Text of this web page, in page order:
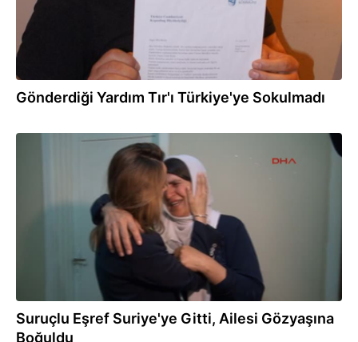
Gönderdiği Yardım Tır'ı Türkiye'ye Sokulmadı
Suruçlu Eşref Suriye'ye Gitti, Ailesi Gözyaşına
Boğuldu